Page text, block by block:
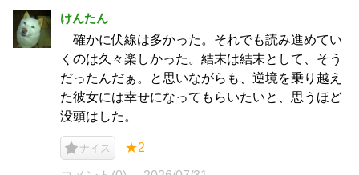
けんたん
確かに伏線は多かった。それでも読み進めてい
くのは久々楽しかった。結末は結末として、そう
だったんだぁ。と思いながらも、逆境を乗り越え
た彼女には幸せになってもらいたいと、思うほど
没頭はした。
ナイス ★2